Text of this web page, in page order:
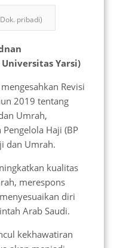
pribadi)
Universitas Yarsi)
Revisi
2019 tentang
Umrah,
Haji (BP
dan Umrah.
kualitas
merespons
diri
Arab Saudi.
kekhawatiran